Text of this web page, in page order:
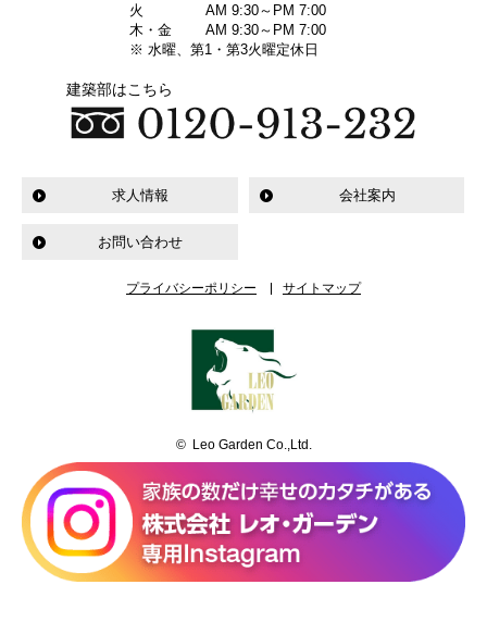
火
AM 9:30～PM 7:00
木・金
AM 9:30～PM 7:00
※ 水曜、第1・第3火曜定休日
建築部はこちら
求人情報 会社案内
お問い合わせ
プライバシーポリシー サイトマップ
© Leo Garden Co.,Ltd.